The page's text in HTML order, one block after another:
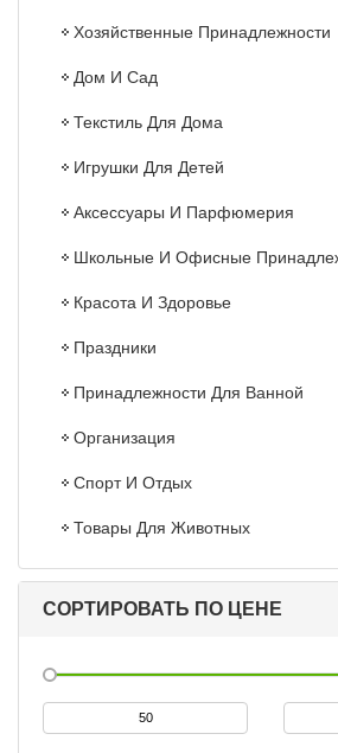
Хозяйственные Принадлежности
Дом И Сад
Текстиль Для Дома
Игрушки Для Детей
Аксессуары И Парфюмерия
Школьные И Офисные
Красота И Здоровье
Праздники
Принадлежности Для Ванной
Организация
Спорт И Отдых
Товары Для Животных
СОРТИРОВАТЬ ПО ЦЕНЕ